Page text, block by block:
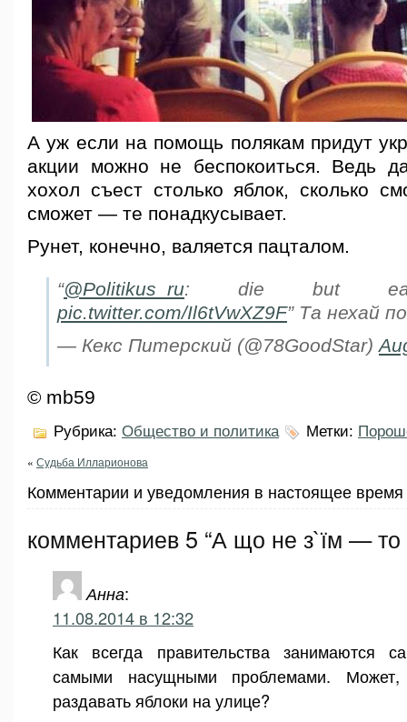
А уж если на помощь полякам придут
акции можно не беспокоиться. Ведь
хохол съест столько яблок, сколько
сможет — те понадкусывает.
Рунет, конечно, валяется пацталом.
“@Politikus_ru: die but
pic.twitter.com/Il6tVwXZ9F” Та нехай
— Кекс Питерский (@78GoodStar)
© mb59
Рубрика: Общество и политика Метки:
« Судьба Илларионова
Комментарии и уведомления в настоящее
комментариев 5 “А що не з`їм — то
Анна:
11.08.2014 в 12:32
Как всегда правительства занимаются
самыми насущными проблемами.
раздавать яблоки на улице?